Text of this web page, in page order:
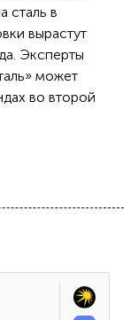
сталь в
вырастут
Эксперты
может
во второй